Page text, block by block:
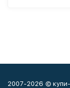
2007-2026 ©